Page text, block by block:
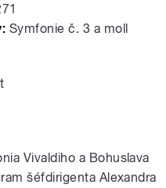
Symfonie č. 3 a moll
Vivaldiho a Bohuslava
šéfdirigenta Alexandra